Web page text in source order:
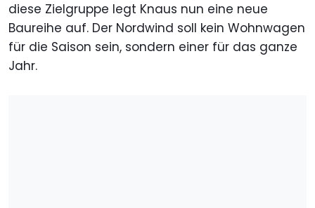
diese Zielgruppe legt Knaus nun eine neue
Baureihe auf. Der Nordwind soll kein Wohnwagen
für die Saison sein, sondern einer für das ganze
Jahr.